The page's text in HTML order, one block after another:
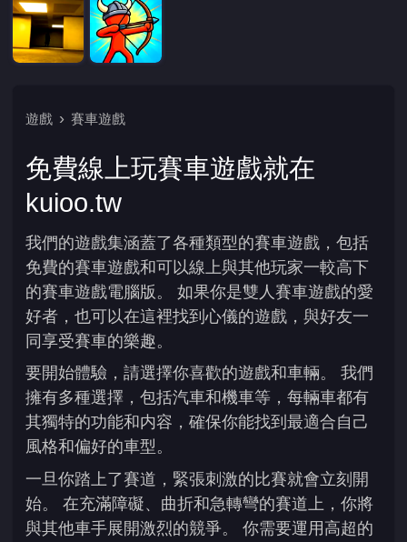
遊戲 賽車遊戲
免費線上玩賽車遊戲就在
kuioo.tw
我們的遊戲集涵蓋了各種類型的賽車遊戲，包括
免費的賽車遊戲和可以線上與其他玩家一較高下
的賽車遊戲電腦版。 如果你是雙人賽車遊戲的愛
好者，也可以在這裡找到心儀的遊戲，與好友一
同享受賽車的樂趣。
要開始體驗，請選擇你喜歡的遊戲和車輛。 我們
擁有多種選擇，包括汽車和機車等，每輛車都有
其獨特的功能和内容，確保你能找到最適合自己
風格和偏好的車型。
一旦你踏上了賽道，緊張刺激的比賽就會立刻開
始。 在充滿障礙、曲折和急轉彎的賽道上，你將
與其他車手展開激烈的競爭。 你需要運用高超的